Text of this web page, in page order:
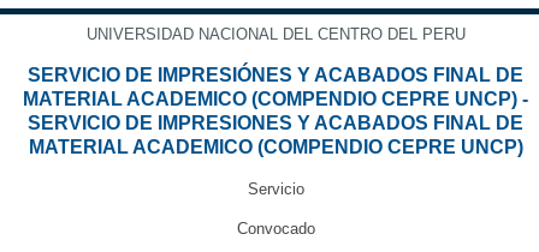
UNIVERSIDAD NACIONAL DEL CENTRO DEL PERU
SERVICIO DE IMPRESIÓNES Y ACABADOS FINAL DE
MATERIAL ACADEMICO (COMPENDIO CEPRE UNCP) -
SERVICIO DE IMPRESIONES Y ACABADOS FINAL DE
MATERIAL ACADEMICO (COMPENDIO CEPRE UNCP)
Servicio
Convocado